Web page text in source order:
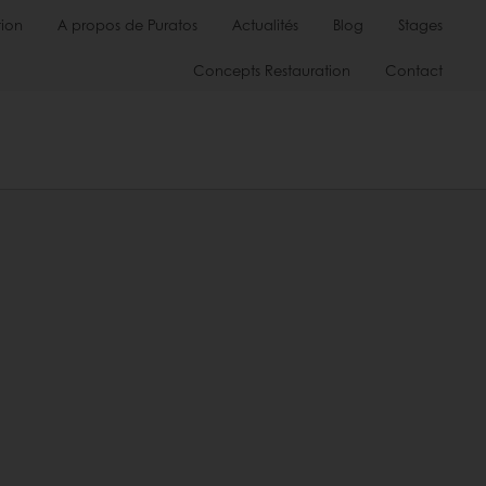
A propos de Puratos Actualités Blog Stages
Concepts Restauration Contact